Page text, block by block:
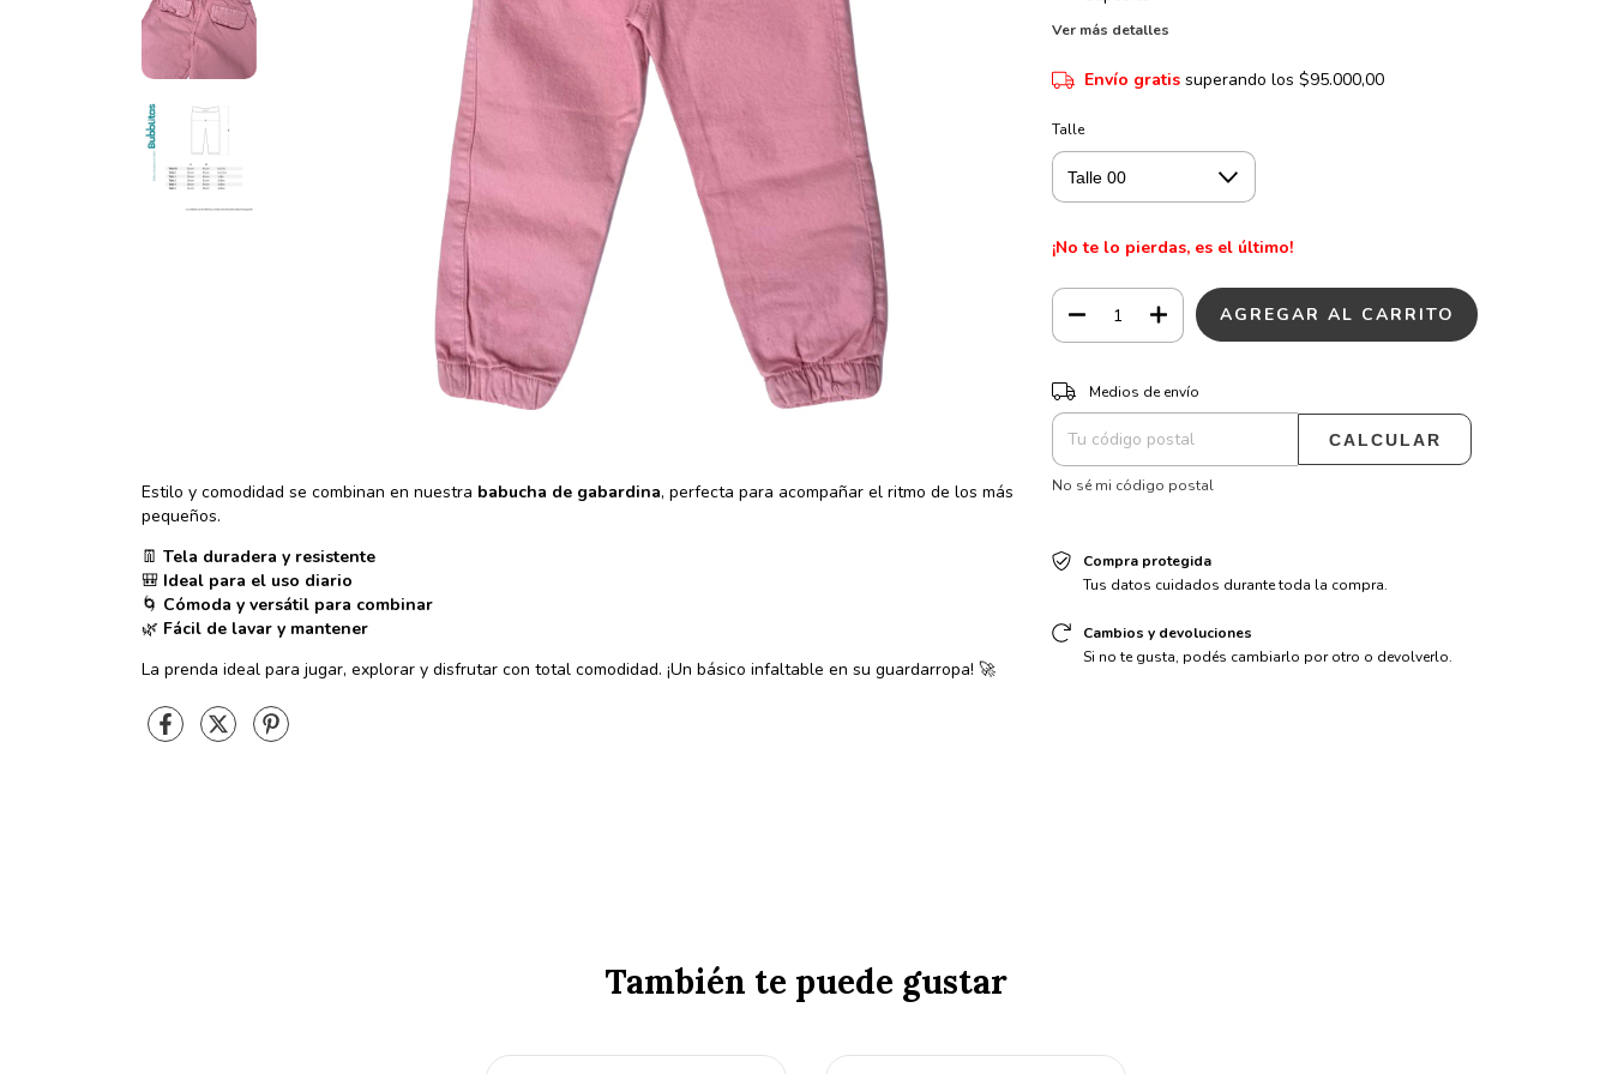
Estilo y comodidad se combinan en nuestra babucha de gabardina, perfecta para acompañar el ritmo de los más
pequeños.
👖 Tela duradera y resistente
🎒 Ideal para el uso diario
🌀 Cómoda y versátil para combinar
🌿 Fácil de lavar y mantener
La prenda ideal para jugar, explorar y disfrutar con total comodidad. ¡Un básico infaltable en su guardarropa! 🚀
Ver más detalles
Envío gratis superando los $95.000,00
Talle
¡No te lo pierdas, es el último!
Entregas para el CP:
Medios de envío
CALCULAR
No sé mi código postal
Compra protegida
Tus datos cuidados durante toda la compra.
Cambios y devoluciones
Si no te gusta, podés cambiarlo por otro o devolverlo.
También te puede gustar